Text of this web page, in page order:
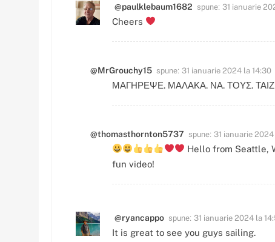
@paulklebaum1682 spune: 31 ianuarie
Cheers
@MrGrouchy15 spune: 31 ianuarie 2024 la 14:30
ΜΑΓΗΡΕΨΕ. ΜΑΛΑΚΑ. ΝΑ. ΤΟΥΣ.
@thomasthornton5737 spune: 31 ianuarie
Hello from Seattle,
fun video!
@ryancappo spune: 31 ianuarie 2024 la
It is great to see you guys sailing.